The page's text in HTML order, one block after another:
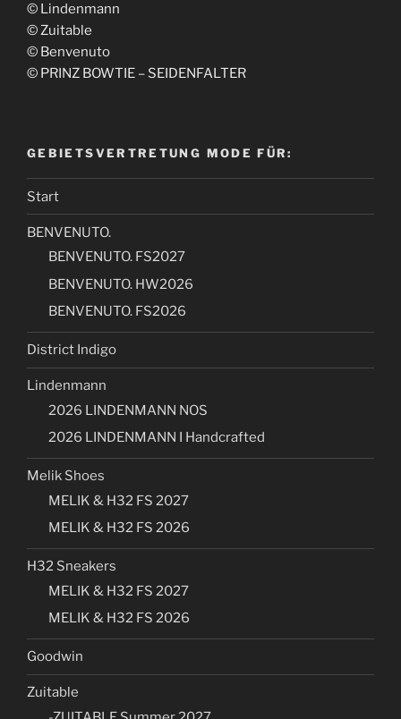
© Lindenmann
© Zuitable
© Benvenuto
© PRINZ BOWTIE – SEIDENFALTER
GEBIETSVERTRETUNG MODE FÜR:
Start
BENVENUTO.
BENVENUTO. FS2027
BENVENUTO. HW2026
BENVENUTO. FS2026
District Indigo
Lindenmann
2026 LINDENMANN NOS
2026 LINDENMANN I Handcrafted
Melik Shoes
MELIK & H32 FS 2027
MELIK & H32 FS 2026
H32 Sneakers
MELIK & H32 FS 2027
MELIK & H32 FS 2026
Goodwin
Zuitable